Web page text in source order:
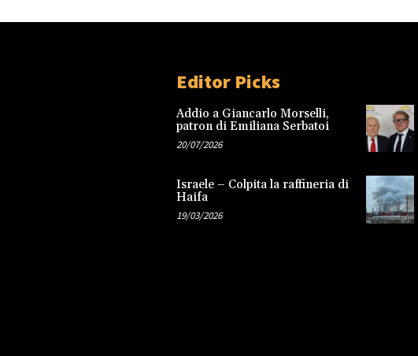
Editor Picks
Addio a Giancarlo Morselli,
patron di Emiliana Serbatoi
20/07/2026
Israele – Colpita la raffineria di
Haifa
19/03/2026